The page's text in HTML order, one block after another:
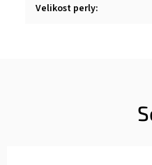
Velikost perly: